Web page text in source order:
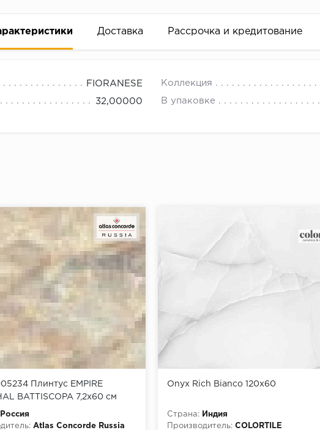
Доставка Рассрочка и кредитование
FIORANESE Коллекция
32,00000 В упаковке
предоставления рассрочки от 3 до 10 месяцев
Плинтус EMPIRE
BATTISCOPA 7,2x60 см
Россия
Atlas Concorde Russia
Onyx Rich Bianco 120x60
Страна:
Индия
Производитель: COLORTILE